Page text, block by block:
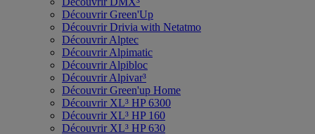
Découvrir Green'Up
Découvrir Drivia with Netatmo
Découvrir Alptec
Découvrir Alpimatic
Découvrir Alpibloc
Découvrir Alpivar³
Découvrir Green'up Home
Découvrir XL³ HP 6300
Découvrir XL³ HP 160
Découvrir XL³ HP 630